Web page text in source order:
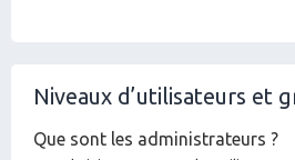
Niveaux d’utilisateurs et
Que sont les administrateurs ?